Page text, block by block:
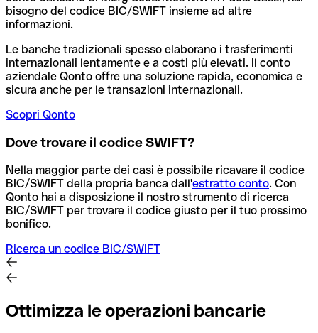
bisogno del codice BIC/SWIFT insieme ad altre
informazioni.
Le banche tradizionali spesso elaborano i trasferimenti
internazionali lentamente e a costi più elevati. Il conto
aziendale Qonto offre una soluzione rapida, economica e
sicura anche per le transazioni internazionali.
Scopri Qonto
Dove trovare il codice SWIFT?
Nella maggior parte dei casi è possibile ricavare il codice
BIC/SWIFT della propria banca dall'estratto conto. Con
Qonto hai a disposizione il nostro strumento di ricerca
BIC/SWIFT per trovare il codice giusto per il tuo prossimo
bonifico.
Ricerca un codice BIC/SWIFT
Ottimizza le operazioni bancarie